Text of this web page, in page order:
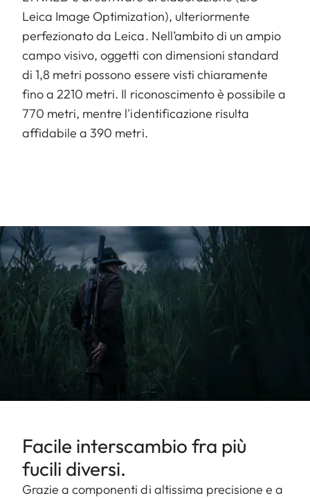
Leica Image Optimization), ulteriormente
perfezionato da Leica. Nell’ambito di un ampio
campo visivo, oggetti con dimensioni standard
di 1,8 metri possono essere visti chiaramente
fino a 2210 metri. Il riconoscimento è possibile a
770 metri, mentre l'identificazione risulta
affidabile a 390 metri.
Facile interscambio fra più
fucili diversi.
Grazie a componenti di altissima precisione e a